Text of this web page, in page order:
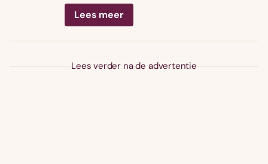
Lees meer
Lees verder na de advertentie